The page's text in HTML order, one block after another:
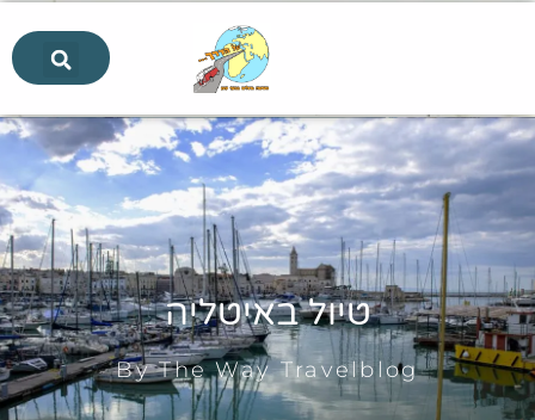
טיול באיטליה
By The Way Travelblog